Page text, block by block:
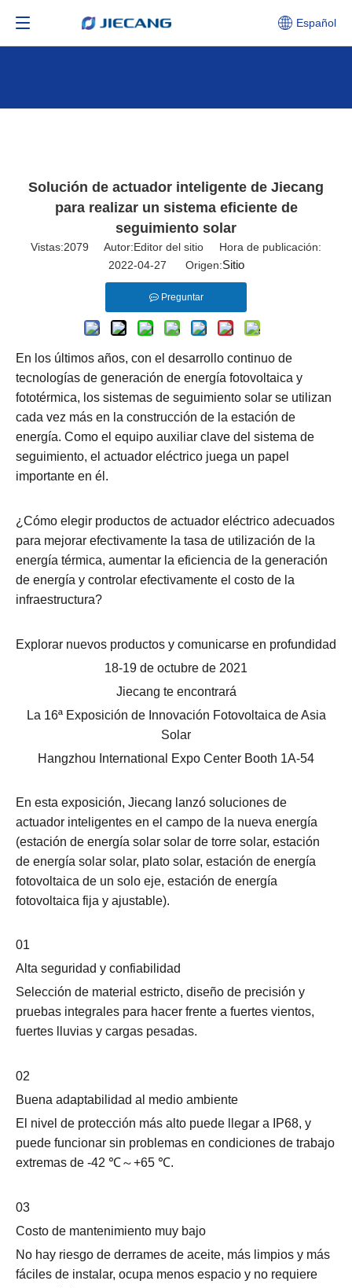
Español
Solución de actuador inteligente de Jiecang
para realizar un sistema eficiente de
seguimiento solar
Vistas:2079 Autor:Editor del sitio Hora de publicación:
2022-04-27 Origen:Sitio
Preguntar
En los últimos años, con el desarrollo continuo de
tecnologías de generación de energía fotovoltaica y
fototérmica, los sistemas de seguimiento solar se utilizan
cada vez más en la construcción de la estación de
energía. Como el equipo auxiliar clave del sistema de
seguimiento, el actuador eléctrico juega un papel
importante en él.
¿Cómo elegir productos de actuador eléctrico adecuados
para mejorar efectivamente la tasa de utilización de la
energía térmica, aumentar la eficiencia de la generación
de energía y controlar efectivamente el costo de la
infraestructura?
Explorar nuevos productos y comunicarse en profundidad
18-19 de octubre de 2021
Jiecang te encontrará
La 16ª Exposición de Innovación Fotovoltaica de Asia
Solar
Hangzhou International Expo Center Booth 1A-54
En esta exposición, Jiecang lanzó soluciones de
actuador inteligentes en el campo de la nueva energía
(estación de energía solar solar de torre solar, estación
de energía solar solar, plato solar, estación de energía
fotovoltaica de un solo eje, estación de energía
fotovoltaica fija y ajustable).
01
Alta seguridad y confiabilidad
Selección de material estricto, diseño de precisión y
pruebas integrales para hacer frente a fuertes vientos,
fuertes lluvias y cargas pesadas.
02
Buena adaptabilidad al medio ambiente
El nivel de protección más alto puede llegar a IP68, y
puede funcionar sin problemas en condiciones de trabajo
extremas de -42 ℃～+65 ℃.
03
Costo de mantenimiento muy bajo
No hay riesgo de derrames de aceite, más limpios y más
fáciles de instalar, ocupa menos espacio y no requiere